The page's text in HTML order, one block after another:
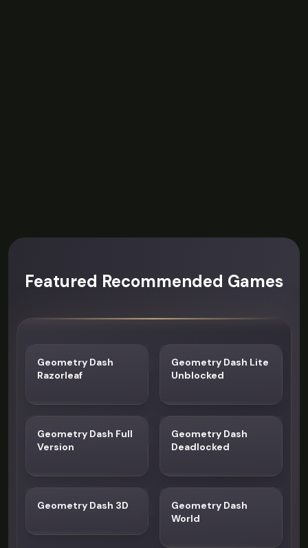
Featured Recommended Games
Geometry Dash
Razorleaf
Geometry Dash Lite
Unblocked
Geometry Dash Full
Version
Geometry Dash
Deadlocked
Geometry Dash 3D
Geometry Dash
World